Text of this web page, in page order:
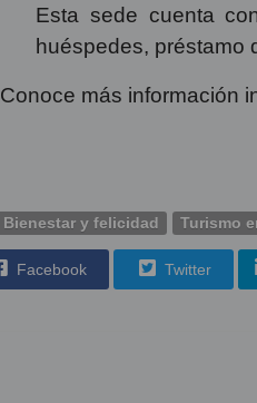
Esta sede cuenta
huéspedes, préstamo
Conoce más información
Bienestar y felicidad Turismo
Facebook Twitter